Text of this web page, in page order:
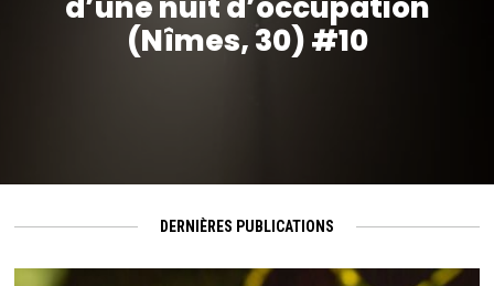
(Nîmes, 30) #10
DERNIÈRES PUBLICATIONS